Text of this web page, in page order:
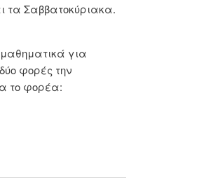
τα Σαββατοκύριακα.
για
φορές την
το φορέα: